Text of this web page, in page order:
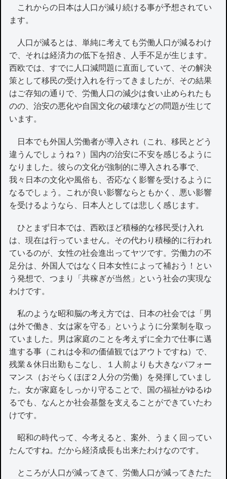
これからの日本は人口が減り続ける事が予想されてい
ます。
人口が減るとは、単純に考えても労働人口が減るわけ
で、それは経済力の低下を招き、人手不足が生じます。
西欧では、すでに人口減問題に直面していて、その解決
策として移民の受け入れを行ってきましたが、その結果
はご存知の通りで、労働人口の減少は食い止められたも
のの、治安の悪化や自国文化の破壊などの問題が生じて
います。
日本でも外国人労働者が導入され（これ、移民とどう
違うんでしょうね？）国内の治安に不安を感じるように
なりました。彼らの文化が強制的に導入される事で、
我々日本の文化や風俗も、否応なく影響を受けるように
なるでしょう。これが良い影響ならともかく、悪い影響
を受けるようなら、日本人としては悲しく感じます。
ひとまず日本では、西欧ほど積極的な移民受け入れ
は、現在は行っていません。その代わり積極的に行われ
ているのが、女性の社会進出ってヤツです。労働力の不
足分は、外国人ではなく日本女性によって補おう！とい
う発想で、つまり「共稼ぎが当然」という社会の実現な
わけです。
私のような昭和脳の考え方では、日本の社会では「男
は外で働き、女は家を守る」というように分業制を取っ
ていました。男は家庭のことを考えずに全力で仕事に邁
進する事（これは令和の価値観ではアウトですね）で、
残業＆休日出勤もこなし、１人前よりも大きなパフォー
マンス（おそらくほぼ２人分の労働）を発揮していまし
た。女が家庭をしっかり守ることで、国の福祉がゆるゆ
るでも、なんとか社会基盤を支えることができていたわ
けです。
昭和の時代って、今考えると、案外、うまく回ってい
たんですね。だから経済成長も出来たわけなのです。
ところが人口が減ってきて、労働人口が減ってきたた